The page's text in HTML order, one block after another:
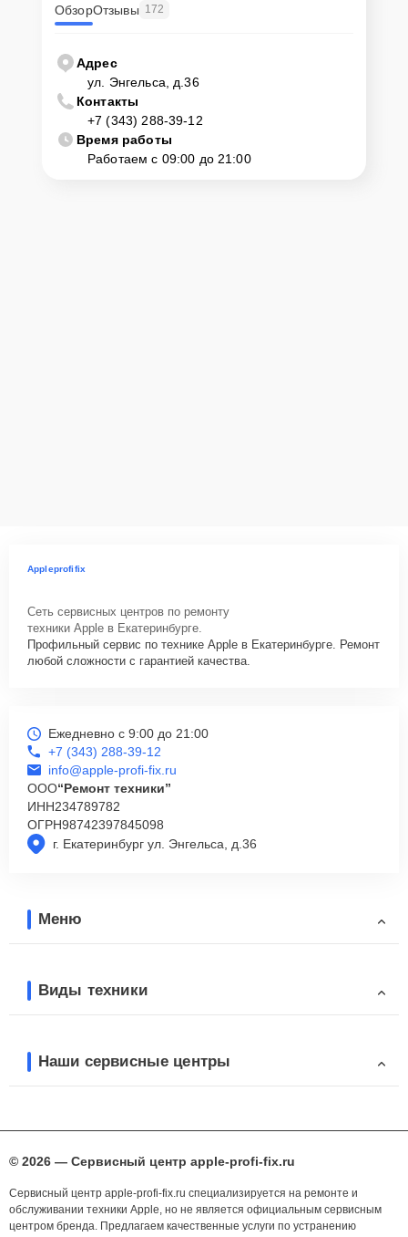
ОбзорОтзывы 172
Адрес
ул. Энгельса, д.36
Контакты
+7 (343) 288-39-12
Время работы
Работаем с 09:00 до 21:00
Appleprofifix
Сеть сервисных центров по ремонту
техники Apple в Екатеринбурге.
Профильный сервис по технике Apple в Екатеринбурге. Ремонт
любой сложности с гарантией качества.
г. Екатеринбург ул. Энгельса, д.36
Ежедневно с 9:00 до 21:00
+7 (343) 288-39-12
info@apple-profi-fix.ru
ООО“Ремонт техники”
ИНН234789782
ОГРН98742397845098
Меню
Виды техники
Наши сервисные центры
© 2026 — Сервисный центр apple-profi-fix.ru
Сервисный центр apple-profi-fix.ru специализируется на ремонте и
обслуживании техники Apple, но не является официальным сервисным
центром бренда. Предлагаем качественные услуги по устранению